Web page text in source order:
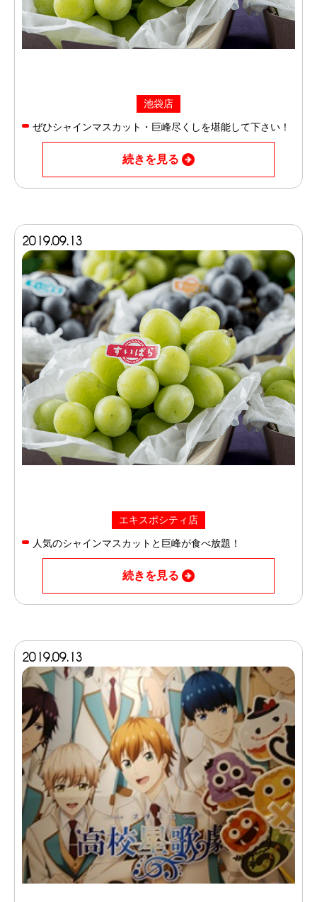
池袋店
ぜひシャインマスカット・巨峰尽くしを堪能して下さい！
続きを見る
2019.09.13
エキスポシティ店
人気のシャインマスカットと巨峰が食べ放題！
続きを見る
2019.09.13